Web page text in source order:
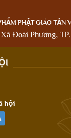
PHẬT GIÁO TẢN
Đoài Phương,
hội